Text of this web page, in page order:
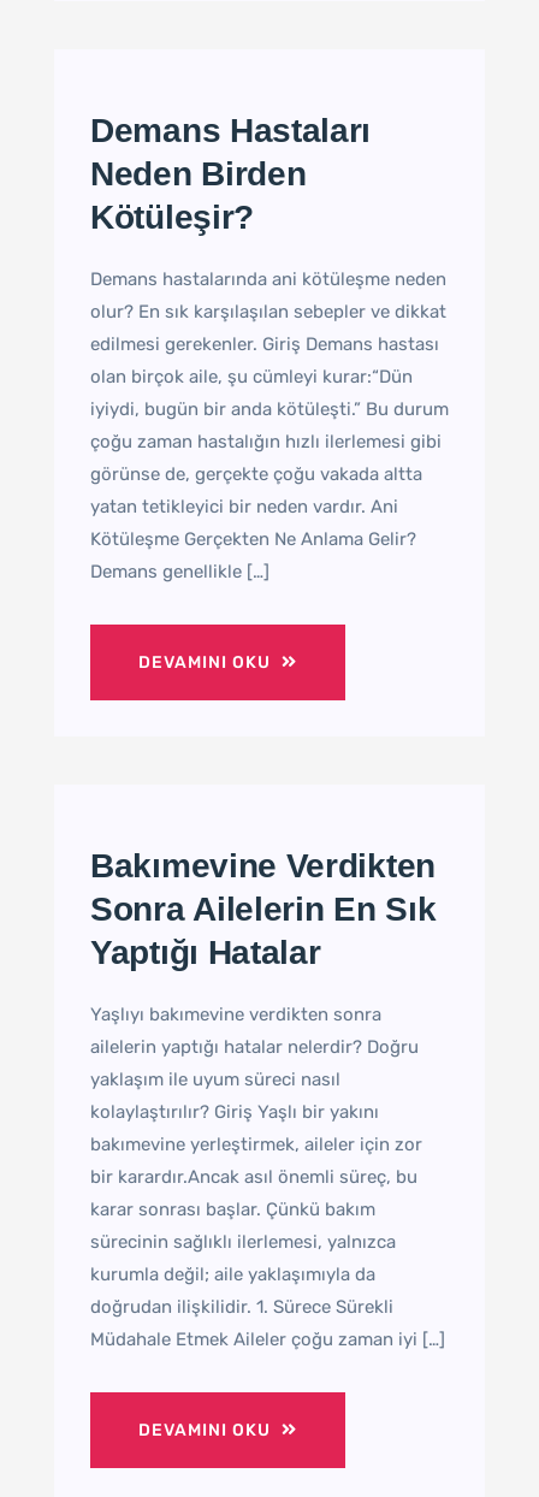
Demans Hastaları
Neden Birden
Kötüleşir?
Demans hastalarında ani kötüleşme neden
olur? En sık karşılaşılan sebepler ve dikkat
edilmesi gerekenler. Giriş Demans hastası
olan birçok aile, şu cümleyi kurar:“Dün
iyiydi, bugün bir anda kötüleşti.” Bu durum
çoğu zaman hastalığın hızlı ilerlemesi gibi
görünse de, gerçekte çoğu vakada altta
yatan tetikleyici bir neden vardır. Ani
Kötüleşme Gerçekten Ne Anlama Gelir?
Demans genellikle […]
DEVAMINI OKU
Bakımevine Verdikten
Sonra Ailelerin En Sık
Yaptığı Hatalar
Yaşlıyı bakımevine verdikten sonra
ailelerin yaptığı hatalar nelerdir? Doğru
yaklaşım ile uyum süreci nasıl
kolaylaştırılır? Giriş Yaşlı bir yakını
bakımevine yerleştirmek, aileler için zor
bir karardır.Ancak asıl önemli süreç, bu
karar sonrası başlar. Çünkü bakım
sürecinin sağlıklı ilerlemesi, yalnızca
kurumla değil; aile yaklaşımıyla da
doğrudan ilişkilidir. 1. Sürece Sürekli
Müdahale Etmek Aileler çoğu zaman iyi […]
DEVAMINI OKU